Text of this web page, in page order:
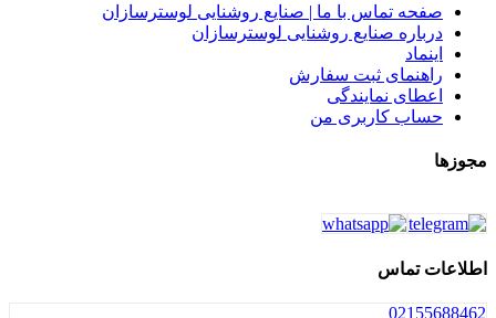
صفحه تماس با ما | صنایع روشنایی لوسترسازان
درباره صنایع روشنایی لوسترسازان
اینماد
راهنمای ثبت سفارش
اعطای نمایندگی
حساب کاربری من
مجوزها
اطلاعات تماس
021 55688462